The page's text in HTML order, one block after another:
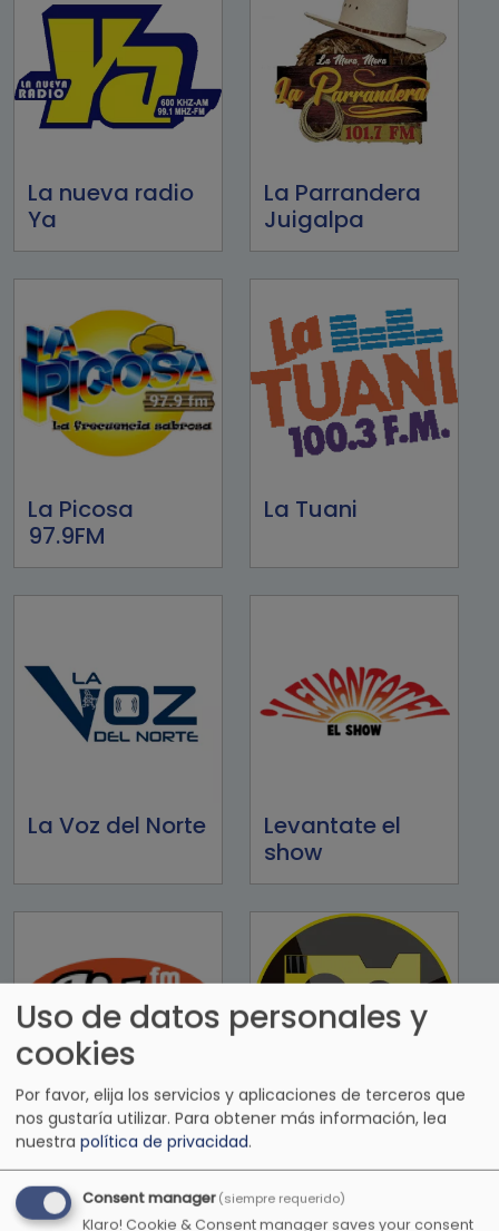
La nueva radio
Ya
La Parrandera
Juigalpa
La Picosa
97.9FM
La Tuani
La Voz del Norte
Levantate el
show
Lite FM 107.1FM
Uso de datos personales y
cookies
Por favor, elija los servicios y aplicaciones de terceros que
nos gustaría utilizar. Para obtener más información, lea
nuestra política de privacidad.
Consent manager(siempre requerido)
Klaro! Cookie & Consent manager saves your consent